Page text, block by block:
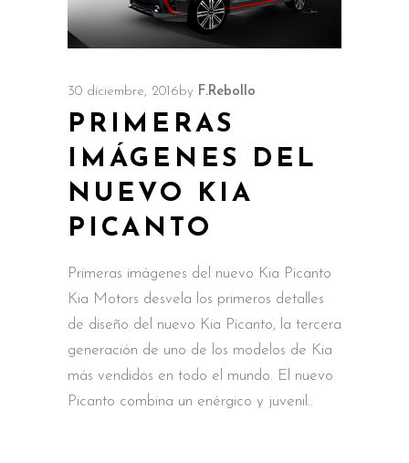
30 diciembre, 2016 by F.Rebollo
PRIMERAS
IMÁGENES DEL
NUEVO KIA
PICANTO
Primeras imágenes del nuevo Kia Picanto
Kia Motors desvela los primeros detalles
de diseño del nuevo Kia Picanto, la tercera
generación de uno de los modelos de Kia
más vendidos en todo el mundo. El nuevo
Picanto combina un enérgico y juvenil